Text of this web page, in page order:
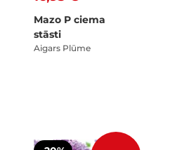
Mazo P ciema
stāsti
Aigars Plūme